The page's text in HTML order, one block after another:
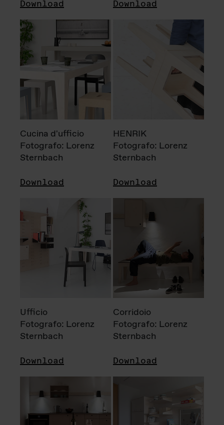
Download Download
Cucina d'ufficio
Fotografo: Lorenz
Sternbach
Download
HENRIK
Fotografo: Lorenz
Sternbach
Download
Ufficio
Fotografo: Lorenz
Sternbach
Download
Corridoio
Fotografo: Lorenz
Sternbach
Download